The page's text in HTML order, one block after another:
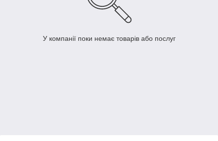
У компанії поки немає товарів або послуг